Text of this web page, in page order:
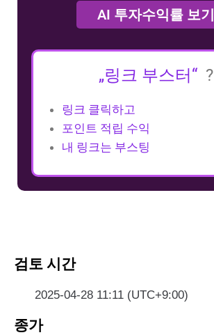
AI 투자수익률 보기
„링크 부스터“ ?
링크 클릭하고
포인트 적립 수익
내 링크는 부스팅
검토 시간
2025-04-28 11:11 (UTC+9:00)
종가